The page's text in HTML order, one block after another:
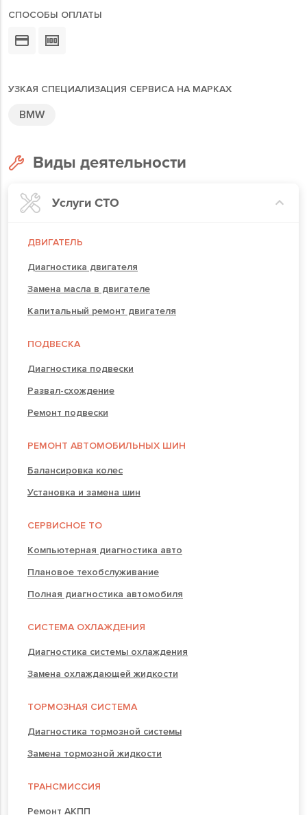
СПОСОБЫ ОПЛАТЫ
УЗКАЯ СПЕЦИАЛИЗАЦИЯ СЕРВИСА НА МАРКАХ
BMW
Виды деятельности
Услуги СТО
ДВИГАТЕЛЬ
Диагностика двигателя
Замена масла в двигателе
Капитальный ремонт двигателя
ПОДВЕСКА
Диагностика подвески
Развал-схождение
Ремонт подвески
РЕМОНТ АВТОМОБИЛЬНЫХ ШИН
Балансировка колес
Установка и замена шин
СЕРВИСНОЕ ТО
Компьютерная диагностика авто
Плановое техобслуживание
Полная диагностика автомобиля
СИСТЕМА ОХЛАЖДЕНИЯ
Диагностика системы охлаждения
Замена охлаждающей жидкости
ТОРМОЗНАЯ СИСТЕМА
Диагностика тормозной системы
Замена тормозной жидкости
ТРАНСМИССИЯ
Ремонт АКПП